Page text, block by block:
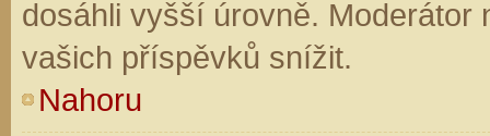
dosáhli vyšší úrovně. Moderátor
vašich příspěvků snížit.
Nahoru